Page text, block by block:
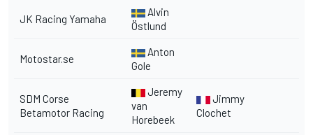
JK Racing Yamaha
Alvin
Östlund
Motostar.se
Anton
Gole
SDM Corse
Betamotor Racing
Jeremy
van
Horebeek
Jimmy
Clochet